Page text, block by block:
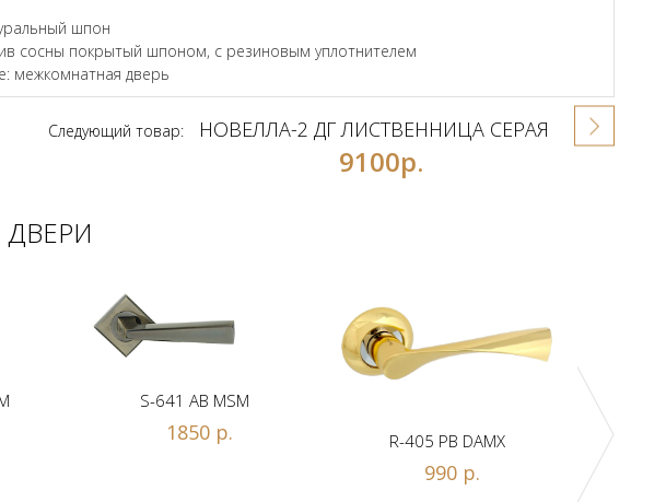
шпон
сосны покрытый шпоном, с резиновым уплотнителем
межкомнатная дверь
Следующий товар: НОВЕЛЛА-2 ДГ ЛИСТВЕННИЦА СЕРАЯ
9100р.
S-641 AB MSM
1850 р. R-405 PB DAMX
990 р.